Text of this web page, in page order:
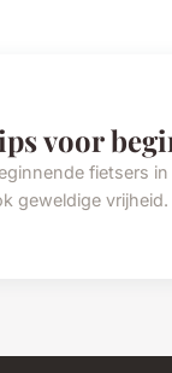
voor
fietsers
geweldige